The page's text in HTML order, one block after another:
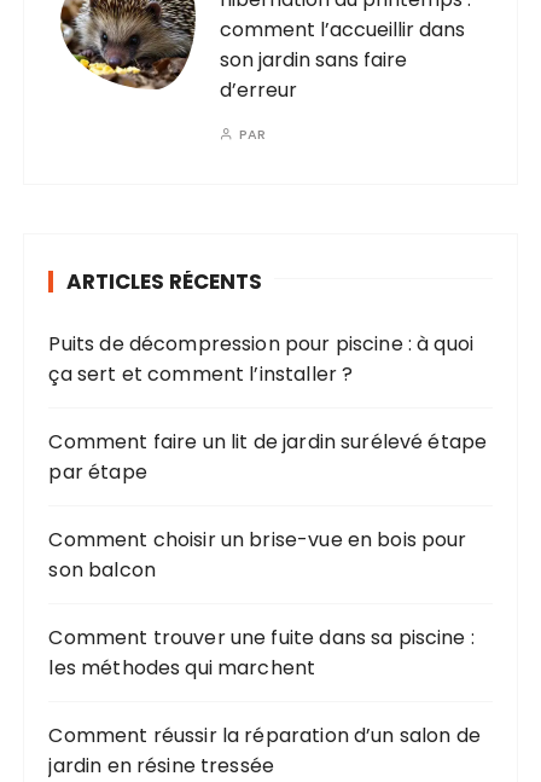
comment l’accueillir dans
son jardin sans faire
d’erreur
PAR
ARTICLES RÉCENTS
Puits de décompression pour piscine : à quoi
ça sert et comment l’installer ?
Comment faire un lit de jardin surélevé étape
par étape
Comment choisir un brise-vue en bois pour
son balcon
Comment trouver une fuite dans sa piscine :
les méthodes qui marchent
Comment réussir la réparation d’un salon de
jardin en résine tressée